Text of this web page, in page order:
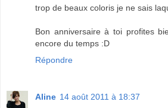
trop de beaux coloris je ne sais
Bon anniversaire à toi profites
encore du temps :D
Répondre
Aline 14 août 2011 à 18:37